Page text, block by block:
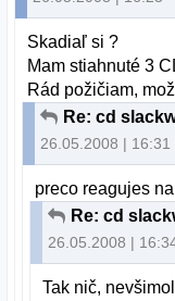
Skadiaľ si ?
Mam stiahnuté 3
Rád požičiam,
Re: cd
26.05.2008 | 16:31
preco reagujes
Re: cd
26.05.2008 |
Tak nič,